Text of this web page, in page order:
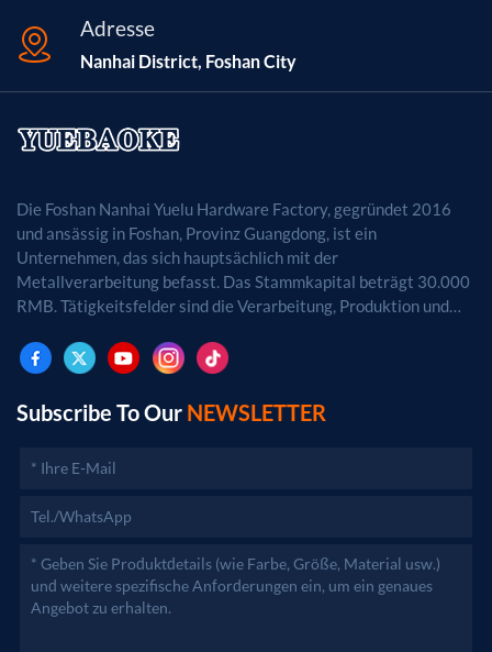
Adresse
Nanhai District, Foshan City
Die Foshan Nanhai Yuelu Hardware Factory, gegründet 2016
und ansässig in Foshan, Provinz Guangdong, ist ein
Unternehmen, das sich hauptsächlich mit der
Metallverarbeitung befasst. Das Stammkapital beträgt 30.000
RMB. Tätigkeitsfelder sind die Verarbeitung, Produktion und
genehmigungspflichtigen Projekten dürfen die
Geschäftstätigkeiten erst nach Genehmigung durch die
zuständigen Behörden aufgenommen werden.)
Subscribe To Our NEWSLETTER